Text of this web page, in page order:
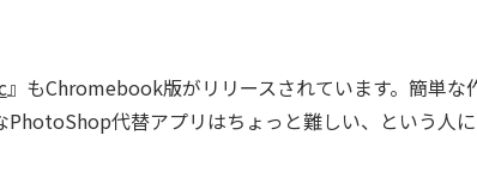
』もChromebook版がリリースされています。簡単な
代替アプリはちょっと難しい、という人